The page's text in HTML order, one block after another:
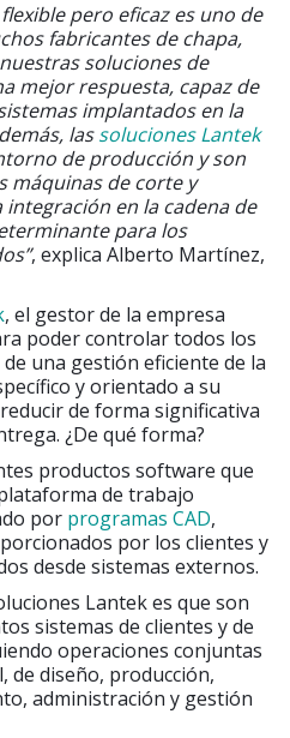
pero eficaz es uno de
fabricantes de chapa,
soluciones de
mejor respuesta, capaz de
implantados en la
lassoluciones Lantek
de producción y son
máquinas de corte y
en la cadena de
para los
, explica Alberto Martínez,
, el gestor de la empresa
poder controlar todos los
una gestión eficiente de la
y orientado a su
de forma significativa
¿De qué forma?
productos software que
de trabajo
por programas CAD,
por los clientes y
desde sistemas externos.
Lantek es que son
sistemas de clientes y de
operaciones conjuntas
de diseño, producción,
administración y gestión